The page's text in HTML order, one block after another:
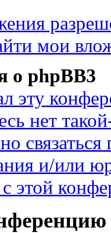
мои
о phpBB3
эту
нет
связаться
и/или
этой